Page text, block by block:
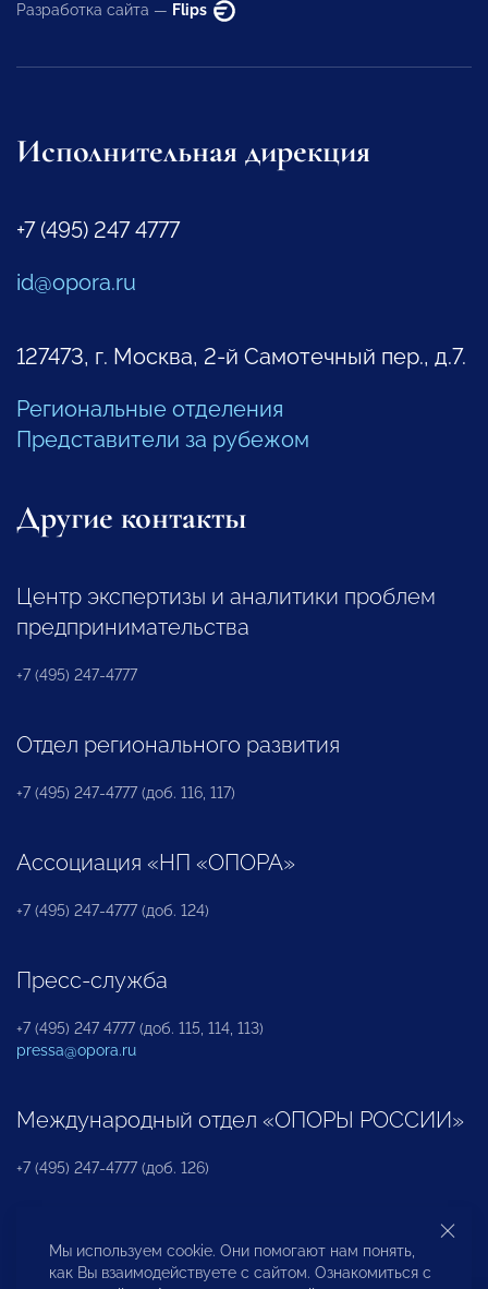
Разработка сайта — Flips
Исполнительная дирекция
+7 (495) 247 4777
id@opora.ru
127473, г. Москва, 2-й Самотечный пер., д.7.
Региональные отделения
Представители за рубежом
Другие контакты
Центр экспертизы и аналитики проблем
предпринимательства
+7 (495) 247-4777
Отдел регионального развития
+7 (495) 247-4777 (доб. 116, 117)
Ассоциация «НП «ОПОРА»
+7 (495) 247-4777 (доб. 124)
Пресс-служба
+7 (495) 247 4777 (доб. 115, 114, 113)
pressa@opora.ru
Международный отдел «ОПОРЫ РОССИИ»
+7 (495) 247-4777 (доб. 126)
Бюро по защите прав предпринимателей и
инвесторов
Мы используем cookie. Они помогают нам понять,
как Вы взаимодействуете с сайтом. Ознакомиться с